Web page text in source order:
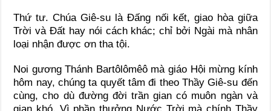
Thứ tư. Chúa Giê-su là Đấng nối kết, giao hòa giữa
Trời và Đất hay nói cách khác; chỉ bởi Ngài mà nhân
loại nhận được ơn tha tội.
Noi gương Thánh Bartôlômêô mà giáo Hội mừng kính
hôm nay, chúng ta quyết tâm đi theo Thầy Giê-su đến
cùng, cho dù đường đời trần gian có muôn ngàn và